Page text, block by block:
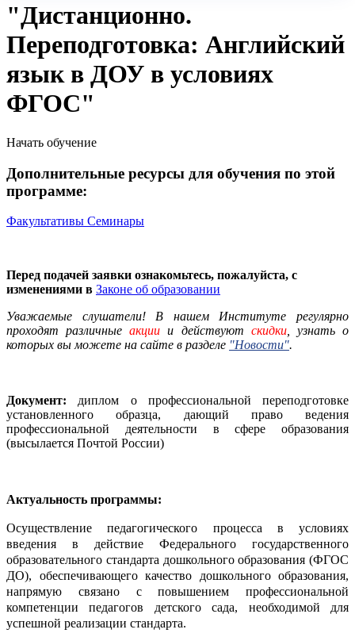
"Дистанционно.
Переподготовка: Английский
язык в ДОУ в условиях
ФГОС"
Начать обучение
Дополнительные ресурсы для обучения по этой
программе:
Факультативы Семинары
Перед подачей заявки ознакомьтесь, пожалуйста, с
изменениями в Законе об образовании
Уважаемые слушатели! В нашем Институте регулярно
проходят различные акции и действуют скидки, узнать о
которых вы можете на сайте в разделе "Новости".
Документ: диплом о профессиональной переподготовке
установленного образца, дающий право ведения
профессиональной деятельности в сфере образования
(высылается Почтой России)
Актуальность программы:
Осуществление педагогического процесса в условиях
введения в действие Федерального государственного
образовательного стандарта дошкольного образования (ФГОС
ДО), обеспечивающего качество дошкольного образования,
напрямую связано с повышением профессиональной
компетенции педагогов детского сада, необходимой для
успешной реализации стандарта.